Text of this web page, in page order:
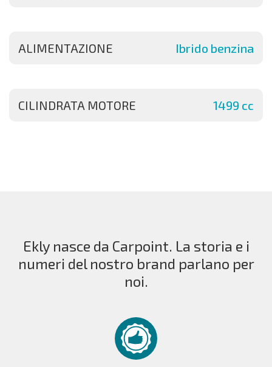
ALIMENTAZIONE Ibrido benzina
CILINDRATA MOTORE 1499 cc
Ekly nasce da Carpoint. La storia e i
numeri del nostro brand parlano per
noi.